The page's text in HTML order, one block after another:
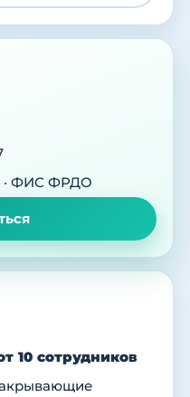
· ФИС ФРДО
10 сотрудников